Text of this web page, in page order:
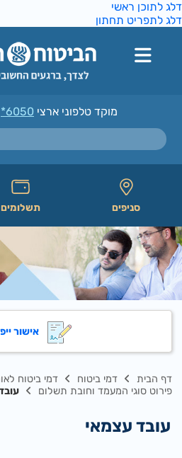
לתוכן ראשי
לתפריט תחתון
מוקד טלפוני ארצי*6050
סניפים תשלומים
אישור
דף הבית דמי ביטוח
דמי ביטוח לאומי
פירוט סוגי המעמד וחובת תשלום
עובד
עובד עצמאי